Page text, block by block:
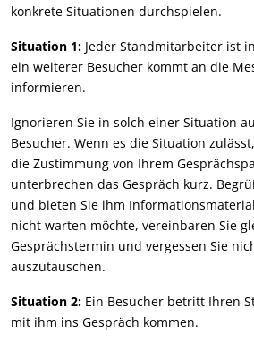
konkrete Situationen durchspielen.
Situation 1: Jeder Standmitarbeiter ist
ein weiterer Besucher kommt an die
informieren.
Ignorieren Sie in solch einer Situation
Besucher. Wenn es die Situation
die Zustimmung von Ihrem
unterbrechen das Gespräch kurz.
und bieten Sie ihm
nicht warten möchte, vereinbaren Sie
Gesprächstermin und vergessen Sie
auszutauschen.
Situation 2: Ein Besucher betritt Ihren
mit ihm ins Gespräch kommen.